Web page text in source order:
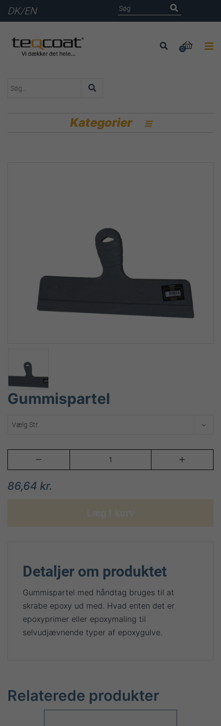
DK/EN

0
Kategorier 
Gummispartel
 
86,64 kr.
Detaljer om produktet
Gummispartel med håndtag bruges til at
skrabe epoxy ud med. Hvad enten det er
epoxyprimer eller epoxymaling til
selvudjævnende typer af epoxygulve.
Relaterede produkter